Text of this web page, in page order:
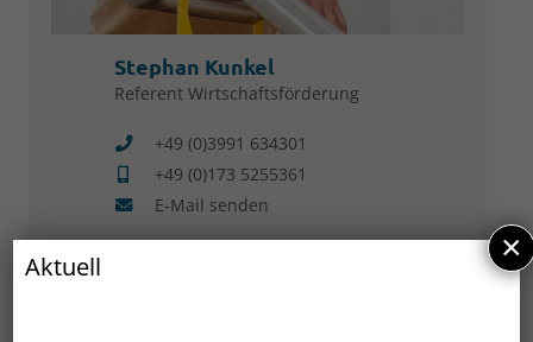
Stephan Kunkel
Referent Wirtschaftsförderung
+49 (0)3991 634301
+49 (0)173 5255361
E-Mail senden
Aktuell ×